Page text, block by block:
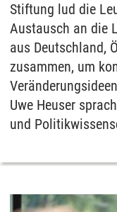
Stiftung lud die
Austausch an die
aus Deutschland,
zusammen, um
Uwe Heuser
und